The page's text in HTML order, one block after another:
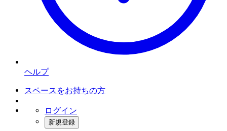
ヘルプ
スペースをお持ちの方
ログイン
新規登録